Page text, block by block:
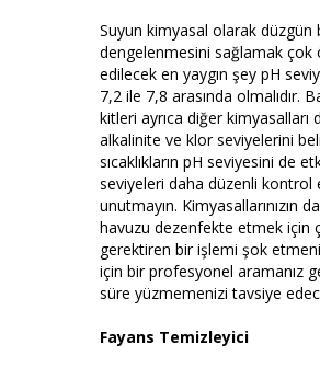
Suyun kimyasal olarak düzgün
dengelenmesini sağlamak çok
edilecek en yaygın şey pH
7,2 ile 7,8 arasında olmalıdır.
kitleri ayrıca diğer kimyasalları
alkalinite ve klor seviyelerini
sıcaklıkların pH seviyesini de
seviyeleri daha düzenli kontrol
unutmayın. Kimyasallarınızın
havuzu dezenfekte etmek için
gerektiren bir işlemi şok
için bir profesyonel aramanız
süre yüzmemenizi tavsiye
Fayans Temizleyici